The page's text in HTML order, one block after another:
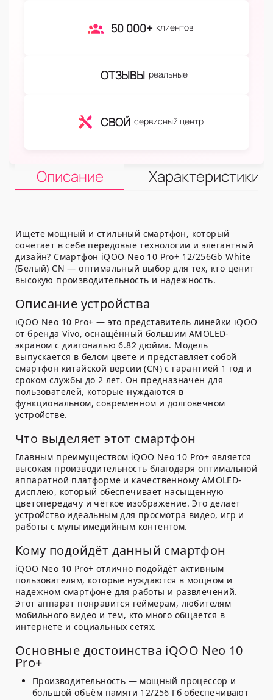
50 000+ клиентов
ОТЗЫВЫ реальные
СВОЙ сервисный центр
Описание Характеристики
Ищете мощный и стильный смартфон, который
сочетает в себе передовые технологии и элегантный
дизайн? Смартфон iQOO Neo 10 Pro+ 12/256Gb White
(Белый) CN — оптимальный выбор для тех, кто ценит
высокую производительность и надежность.
Описание устройства
iQOO Neo 10 Pro+ — это представитель линейки iQOO
от бренда Vivo, оснащённый большим AMOLED-
экраном с диагональю 6.82 дюйма. Модель
выпускается в белом цвете и представляет собой
смартфон китайской версии (CN) с гарантией 1 год и
сроком службы до 2 лет. Он предназначен для
пользователей, которые нуждаются в
функциональном, современном и долговечном
устройстве.
Что выделяет этот смартфон
Главным преимуществом iQOO Neo 10 Pro+ является
высокая производительность благодаря оптимальной
аппаратной платформе и качественному AMOLED-
дисплею, который обеспечивает насыщенную
цветопередачу и чёткое изображение. Это делает
устройство идеальным для просмотра видео, игр и
работы с мультимедийным контентом.
Кому подойдёт данный смартфон
iQOO Neo 10 Pro+ отлично подойдёт активным
пользователям, которые нуждаются в мощном и
надежном смартфоне для работы и развлечений.
Этот аппарат понравится геймерам, любителям
мобильного видео и тем, кто много общается в
интернете и социальных сетях.
Основные достоинства iQOO Neo 10
Pro+
Производительность — мощный процессор и
большой объём памяти 12/256 Гб обеспечивают